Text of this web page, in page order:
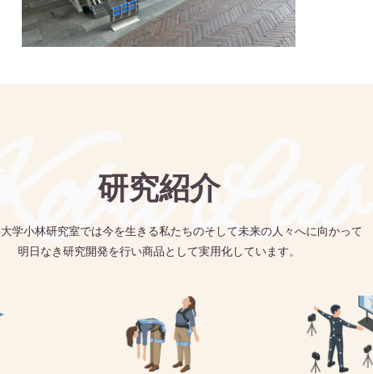
研究紹介
学小林研究室では今を生きる私たちのそして未来の人々へに向かって
明日なき研究開発を行い商品として実用化しています。
Lab.